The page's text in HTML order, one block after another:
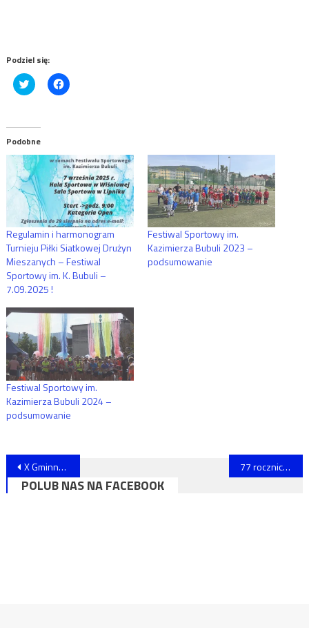
Podziel się:
Click
to
(Opens
new
window)
Click
to
window)
Podobne
Regulamin i harmonogram
Turnieju Piłki Siatkowej Drużyn
Mieszanych – Festiwal
Sportowy im. K. Bubuli –
7.09.2025 !
Festiwal Sportowy im.
Kazimierza Bubuli 2023 –
podsumowanie
Festiwal Sportowy im.
Kazimierza Bubuli 2024 –
podsumowanie
Nawigacja
wpisu
X Gminny Halowy Turniej Piłki Nożnej MDP 77 rocznica pacyfikacji Wiśniowej i Lipnika
POLUB NAS NA FACEBOOK